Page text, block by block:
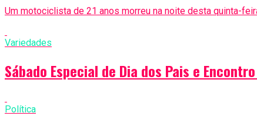
Um motociclista de 21 anos morreu na noite desta quinta-
Variedades
Sábado Especial de Dia dos Pais e
Política